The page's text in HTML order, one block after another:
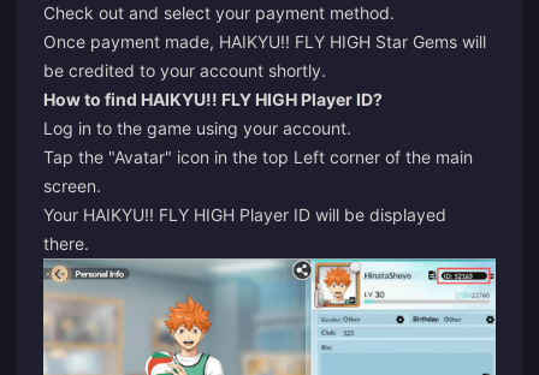
Check out and select your payment method.
Once payment made, HAIKYU!! FLY HIGH Star Gems will
be credited to your account shortly.
How to find HAIKYU!! FLY HIGH Player ID?
Log in to the game using your account.
Tap the "Avatar" icon in the top Left corner of the main
screen.
Your HAIKYU!! FLY HIGH Player ID will be displayed
there.